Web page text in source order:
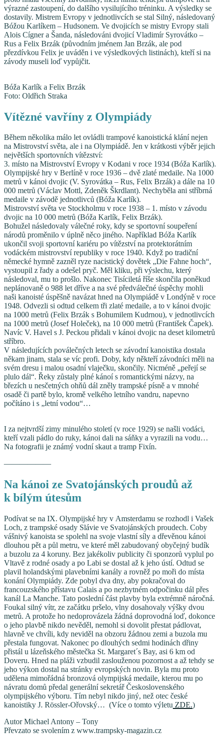
výrazné zastoupení, do dalšího vysilujícího tréninku. A výsledky se
dostavily. Mistrem Evropy v jednotlivcích se stal Silný, následovaný
Bóžou Karlíkem – Hudsonem. Ve dvojicích se mistry Evropy stali
Alois Cígner a Šanda, následováni dvojicí Vladimír Syrovátko –
Rus a Felix Brzák (původním jménem Jan Brzák, ale pod
přezdívkou Felix je uváděn i ve výsledkových listinách), kteří si na
závody museli loď vypůjčit.
Bóža Karlík a Felix Brzák
Foto: Oldřich Straka
Vítězné vavříny z Olympiády
Během několika málo let ovládli trampové kanoistická klání nejen
na Mistrovství světa, ale i na Olympiádě. Jen v krátkosti výběr jejich
největších sportovních vítězství:
3. místo na Mistrovství Evropy v Kodani v roce 1934 (Bóža Karlík).
Olympijské hry v Berlíně v roce 1936 – dvě zlaté medaile. Na 1000
metrů v kánoi dvojic (V. Syrovátka – Rus, Felix Brzák) a dále na 10
000 metrů (Václav Mottl, Zdeněk Škrdlant). Nechyběla ani stříbrná
medaile v závodě jednotlivců (Bóža Karlík).
Mistrovství světa ve Stockholmu v roce 1938 – 1. místo v závodu
dvojic na 10 000 metrů (Bóža Karlík, Felix Brzák).
Bohužel následovaly válečné roky, kdy se sportovní soupeření
národů proměnilo v úplně něco jiného. Například Bóža Karlík
ukončil svoji sportovní kariéru po vítězství na protektorátním
vodáckém mistrovství republiky v roce 1940. Když po tradiční
německé hymně zazněl ryze nacistický dovětek „Die Fahne hoch“,
vystoupil z řady a odešel pryč. Měl kliku, při výslechu, který
následoval, mu to prošlo. Nakonec Tisíciletá říše skončila poněkud
neplánovaně o 988 let dříve a na své předválečné úspěchy mohli
naši kanoisté úspěšně navázat hned na Olympiádě v Londýně v roce
1948. Odvezli si odtud celkem tři zlaté medaile, a to v kánoi dvojic
na 1000 metrů (Felix Brzák s Bohumilem Kudrnou), v jednotlivcích
na 1000 metrů (Josef Holeček), na 10 000 metrů (František Čapek).
Navíc V. Havel s J. Peckou přidali v kánoi dvojic na deset kilometrů
stříbro.
V následujících poválečných letech se závodní kanoistika dostala
někam jinam, stala se víc profi. Doby, kdy někteří závodníci měli na
svém dresu i malou osadní vlaječku, skončily. Nicméně „peřejí se
plulo dál“. Řeky zůstaly plné kánoí s romantickými názvy, na
březích u nesčetných ohňů dál zněly trampské písně a v mnohé
osadě či partě bylo, kromě velkého letního vandru, napevno
počítáno i s „letní vodou“…
I za nejtvrdší zimy minulého století (v roce 1929) se našli vodáci,
kteří vzali pádlo do ruky, kánoi dali na sáňky a vyrazili na vodu…
Na fotografii je známý vodní skaut a tramp Fixín.
——————
Na kánoi ze Svatojánských proudů až
k bílým útesům
Podívat se na IX. Olympijské hry v Amsterdamu se rozhodl i Vašek
Loch, z trampské osady Slávie ve Svatojánských proudech. Coby
vášnivý kanoista se spolehl na svoje vlastní síly a dřevěnou kánoi
dlouhou pět a půl metru, ve které měl zabudovaný obyčejný budík
a buzolu za 4 koruny. Bez jakékoliv publicity či sponzorů vyplul po
Vltavě z rodné osady a po Labi se dostal až k jeho ústí. Odtud se
plavil holandskými plavebními kanály a rovněž po moři do místa
konání Olympiády. Zde pobyl dva dny, aby pokračoval do
francouzského přístavu Calais a po nezbytném odpočinku dál přes
kanál La Manche. Tato poslední část plavby byla extrémně náročná.
Foukal silný vítr, ze začátku pršelo, vlny dosahovaly výšky dvou
metrů. A protože ho nedoprovázela žádná doprovodná loď, dokonce
o jeho plavbě nikdo nevěděl, nemohl si dovolit přestat pádlovat,
hlavně ve chvíli, kdy neviděl na obzoru žádnou zemi a buzola mu
přestala fungovat. Nakonec po dlouhých sedmi hodinách dřiny
přistál u lázeňského městečka St. Margaret´s Bay, asi 6 km od
Doveru. Hned na pláži vzbudil zaslouženou pozornost a až tehdy se
jeho výkon dostal na stránky evropských novin. Byla mu proto
udělena mimořádná bronzová olympijská medaile, kterou mu po
návratu domů předal generální sekretář Československého
olympijského výboru. Tím nebyl nikdo jiný, než otec české
kanoistiky J. Rössler-Ořovský… (Více o tomto výletu ZDE.)
Autor Michael Antony – Tony
Převzato se svolením z www.trampsky-magazin.cz